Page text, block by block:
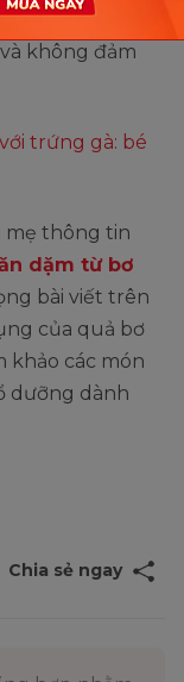
vàng đẹp.
không đảm
trứng gà: bé
mẹ thông tin
dặm từ bơ
bài viết trên
của quả bơ
khảo các món
dưỡng dành
Chia sẻ ngay